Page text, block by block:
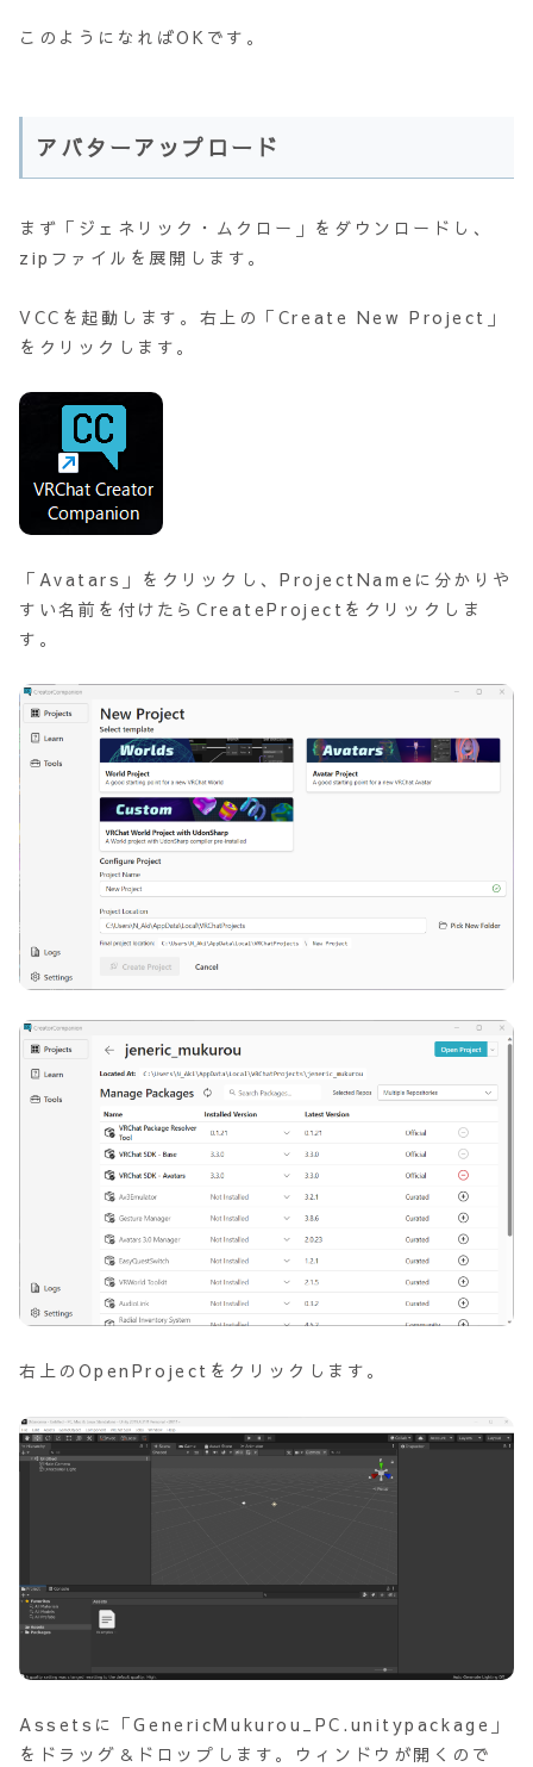
このようになればOKです。
アバターアップロード
まず「ジェネリック・ムクロー」をダウンロードし、
zipファイルを展開します。
VCCを起動します。右上の「Create New Project」
をクリックします。
「Avatars」をクリックし、ProjectNameに分かりや
すい名前を付けたらCreateProjectをクリックしま
す。
右上のOpenProjectをクリックします。
Assetsに「GenericMukurou_PC.unitypackage」
をドラッグ＆ドロップします。ウィンドウが開くので